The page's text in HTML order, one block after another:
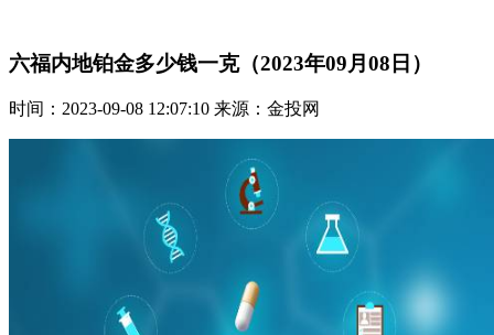
六福内地铂金多少钱一克（2023年09月08日）
时间：2023-09-08 12:07:10 来源：金投网